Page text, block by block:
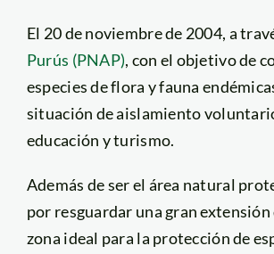
El 20 de noviembre de 2004, a
Purús (PNAP), con el objetivo de
especies de flora y fauna
situación de aislamiento
educación y turismo.
Además de ser el área natural
por resguardar una gran
zona ideal para la protección de